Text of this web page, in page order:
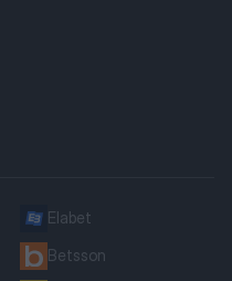
Elabet
Betsson